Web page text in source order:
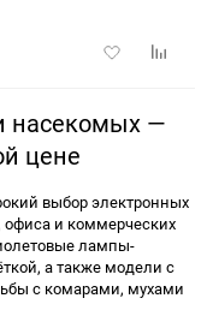
Добавить
насекомых —
цене
выбор электронных
и коммерческих
лампы-
а также модели с
с комарами, мухами